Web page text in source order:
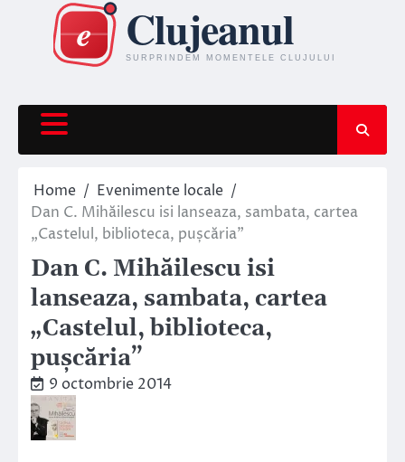
content
Home
Evenimente locale
Dan C. Mihăilescu isi lanseaza, sambata, cartea
„Castelul, biblioteca, pușcăria”
Dan C. Mihăilescu isi
lanseaza, sambata, cartea
„Castelul, biblioteca,
pușcăria”
9 octombrie 2014